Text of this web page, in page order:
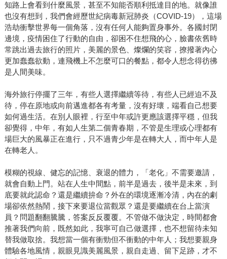
知路上會看到什麼風景，甚至不知能否順利抵達目的地。就像誰
也沒有想到，我們會經歷世紀病毒新冠肺炎（COVID-19），這場
浩劫衝擊世界每一個角落，沒有任何人能夠置身事外。各國封閉
邊境，疫情困住了行動的自由，卻困不住想飛的心，臉書依舊時
常跳出過去旅行的照片，美麗的景色、燦爛的笑容，撩撥著內心
更加蠢蠢欲動，連飛機上不怎麼可口的餐點，都令人想念得彷彿
是人間美味。
海外旅行停擺了三年，有些人選擇繼續等待，有些人已經迫不及
待，停在原地或向前邁進都各有考量，沒有好壞，端看自己想要
如何過生活。在別人眼裡，行至中年或許更應該選擇平穩，但我
卻覺得，中年，有如人生第二個青春期，不管是生理或心理都有
場巨大的風暴正在進行，只不過青少年是在轉大人，而中年人是
在轉老人。
模糊的視線、健忘的記憶、衰退的體力，「老化」不需要邀請，
就會自動上門。站在人生中間點，前半是過去，後半是未來，到
底要就此認命？還是繼續拚命？外在的環境逐漸冷清，內在的劇
場卻依然熱鬧，接下來要退位當觀眾？還是要繼續在台上當演
員？問題翻翻騰騰，答案反反覆覆。不管做不做決定，時間都會
推著我們向前，既然如此，我寧可自己做選擇，也不想留待未知
替我做取捨。我想當一個有衝勁但不衝動的中年人；我想要親身
體驗各地風情，親眼見識美麗風景，親自走過、留下足跡，才不